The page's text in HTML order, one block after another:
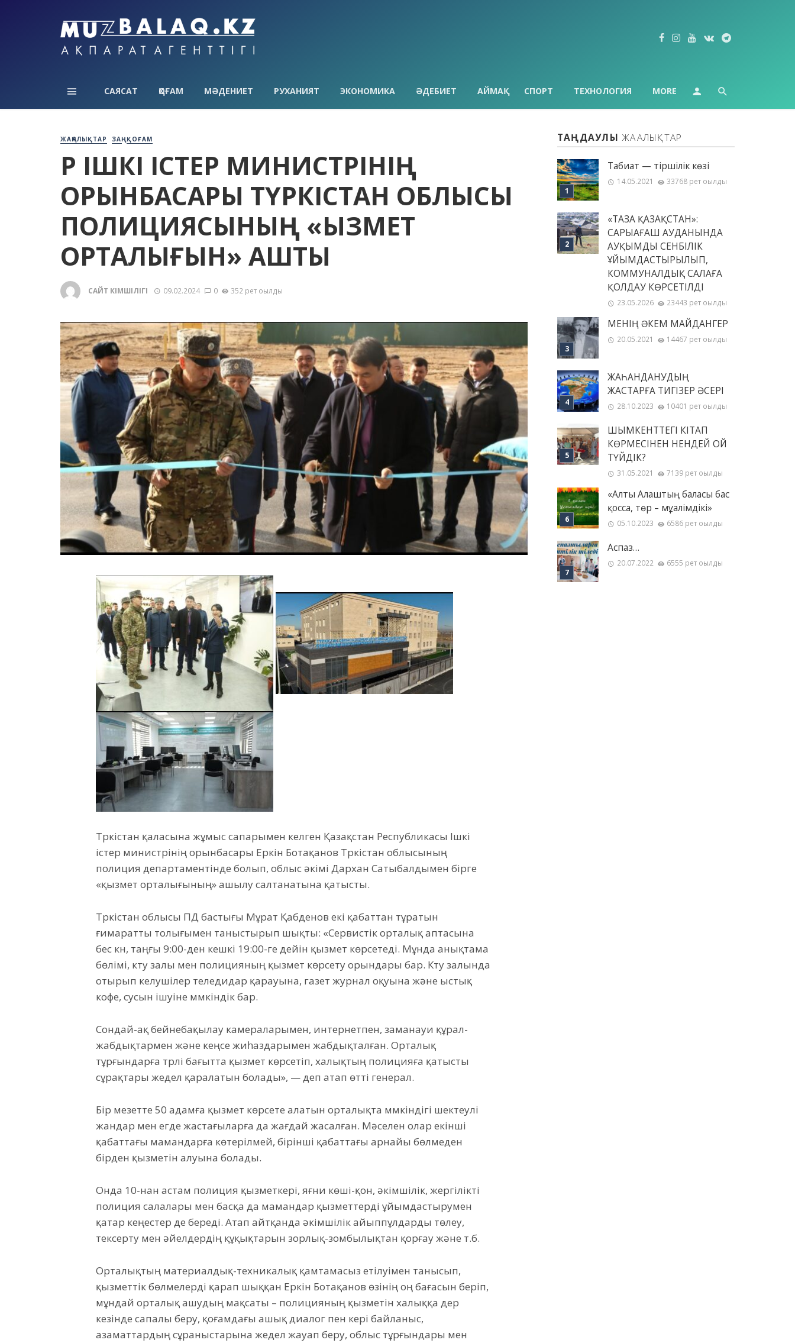
САЯСАТ ҚОҒАМ МӘДЕНИЕТ РУХАНИЯТ ЭКОНОМИКА ӘДЕБИЕТ АЙМАҚ СПОРТ ТЕХНОЛОГИЯ MORE
ЖАҢАЛЫҚТАР ЗАҢ ҚОҒАМ
ҚР ІШКІ ІСТЕР МИНИСТРІНІҢ
ОРЫНБАСАРЫ ТҮРКІСТАН ОБЛЫСЫ
ПОЛИЦИЯСЫНЫҢ «ҚЫЗМЕТ
ОРТАЛЫҒЫН» АШТЫ
САЙТ ӘКІМШІЛІГІ 09.02.2024 0 352 рет оқылды
Түркістан қаласына жұмыс сапарымен келген Қазақстан Республикасы Ішкі
істер министрінің орынбасары Еркін Ботақанов Түркістан облысының
полиция департаментінде болып, облыс әкімі Дархан Сатыбалдымен бірге
«қызмет орталығының» ашылу салтанатына қатысты.
Түркістан облысы ПД бастығы Мұрат Қабденов екі қабаттан тұратын
ғимаратты толығымен таныстырып шықты: «Сервистік орталық аптасына
бес күн, таңғы 9:00-ден кешкі 19:00-ге дейін қызмет көрсетеді. Мұнда анықтама
бөлімі, күту залы мен полицияның қызмет көрсету орындары бар. Күту залында
отырып келушілер теледидар қарауына, газет журнал оқуына және ыстық
кофе, сусын ішуіне мүмкіндік бар.
Сондай-ақ бейнебақылау камераларымен, интернетпен, заманауи құрал-
жабдықтармен және кеңсе жиһаздарымен жабдықталған. Орталық
тұрғындарға түрлі бағытта қызмет көрсетіп, халықтың полицияға қатысты
сұрақтары жедел қаралатын болады», — деп атап өтті генерал.
Бір мезетте 50 адамға қызмет көрсете алатын орталықта мүмкіндігі шектеулі
жандар мен егде жастағыларға да жағдай жасалған. Мәселен олар екінші
қабаттағы мамандарға көтерілмей, бірінші қабаттағы арнайы бөлмеден
бірден қызметін алуына болады.
Онда 10-нан астам полиция қызметкері, яғни көші-қон, әкімшілік, жергілікті
полиция салалары мен басқа да мамандар қызметтерді ұйымдастырумен
қатар кеңестер де береді. Атап айтқанда әкімшілік айыппұлдарды төлеу,
тексерту мен әйелдердің құқықтарын зорлық-зомбылықтан қорғау және т.б.
Орталықтың материалдық-техникалық қамтамасыз етілуімен танысып,
қызметтік бөлмелерді қарап шыққан Еркін Ботақанов өзінің оң бағасын беріп,
мұндай орталық ашудың мақсаты – полицияның қызметін халыққа дер
кезінде сапалы беру, қоғамдағы ашық диалог пен кері байланыс,
азаматтардың сұраныстарына жедел жауап беру, облыс тұрғындары мен
ТАҢДАУЛЫ ЖАҢАЛЫҚТАР
Табиғат — тіршілік көзі
14.05.2021 33768 рет оқылды
«ТАЗА ҚАЗАҚСТАН»:
САРЫАҒАШ АУДАНЫНДА
АУҚЫМДЫ СЕНБІЛІК
ҰЙЫМДАСТЫРЫЛЫП,
КОММУНАЛДЫҚ САЛАҒА
ҚОЛДАУ КӨРСЕТІЛДІ
23.05.2026 23443 рет оқылды
МЕНІҢ ƏКЕМ МАЙДАНГЕР
20.05.2021 14467 рет оқылды
ЖАҺАНДАНУДЫҢ
ЖАСТАРҒА ТИГІЗЕР ӘСЕРІ
28.10.2023 10401 рет оқылды
ШЫМКЕНТТЕГІ КІТАП
КӨРМЕСІНЕН НЕНДЕЙ ОЙ
ТҮЙДІК?
31.05.2021 7139 рет оқылды
«Алты Алаштың баласы бас
қосса, төр – мұғалімдікі»
05.10.2023 6586 рет оқылды
Аспаз…
20.07.2022 6555 рет оқылды